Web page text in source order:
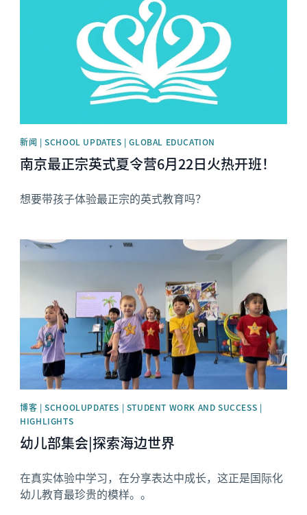
新闻 | SCHOOL UPDATES | GLOBAL EDUCATION
南京最正宗英式夏令营6月22日火热开班！
想要带孩子体验最正宗的英式教育吗？
News image
博客 | SCHOOLUPDATES | STUDENT WORK AND SUCCESS |
HIGHLIGHTS
幼儿部集会|探索海边世界
在真实体验中学习，在分享表达中成长，这正是国际化
幼儿教育最珍贵的模样。。